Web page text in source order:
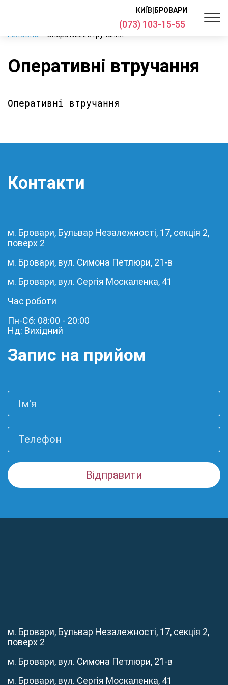
КИЇВ БРОВАРИ
(073) 103-15-55
Головна Оперативні втручання
Оперативні втручання
Оперативні втручання
Контакти
м. Бровари, Бульвар Незалежності, 17, секція 2,
поверх 2
м. Бровари, вул. Симона Петлюри, 21-в
м. Бровари, вул. Сергія Москаленка, 41
Час роботи
Пн-Сб: 08:00 - 20:00
Нд: Вихідний
Запис на прийом
м. Бровари, Бульвар Незалежності, 17, секція 2,
поверх 2
м. Бровари, вул. Симона Петлюри, 21-в
м. Бровари, вул. Сергія Москаленка, 41